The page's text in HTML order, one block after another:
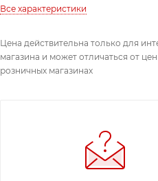
Все характеристики
Цена действительна только для
магазина и может отличаться от
розничных магазинах